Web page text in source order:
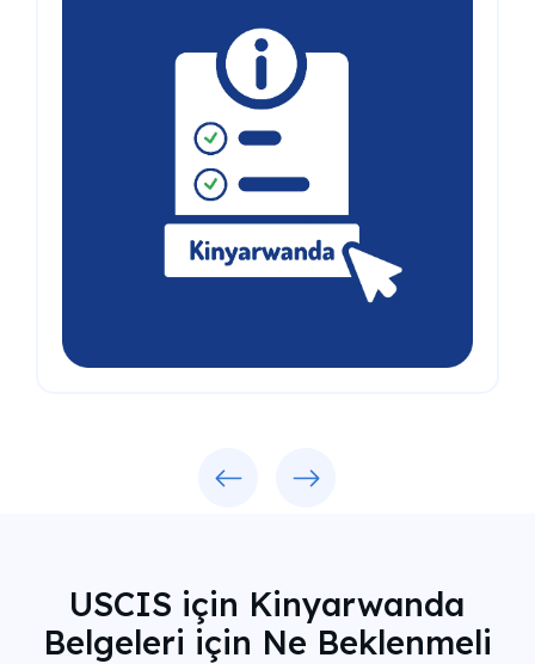
USCIS için Kinyarwanda
Belgeleri için Ne Beklenmeli